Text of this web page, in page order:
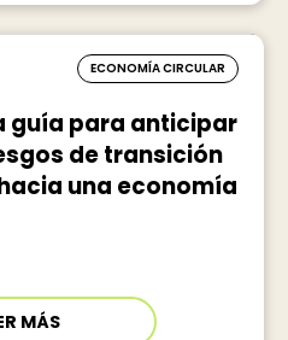
ECONOMÍA CIRCULAR
guía para anticipar
de transición
una economía
MÁS